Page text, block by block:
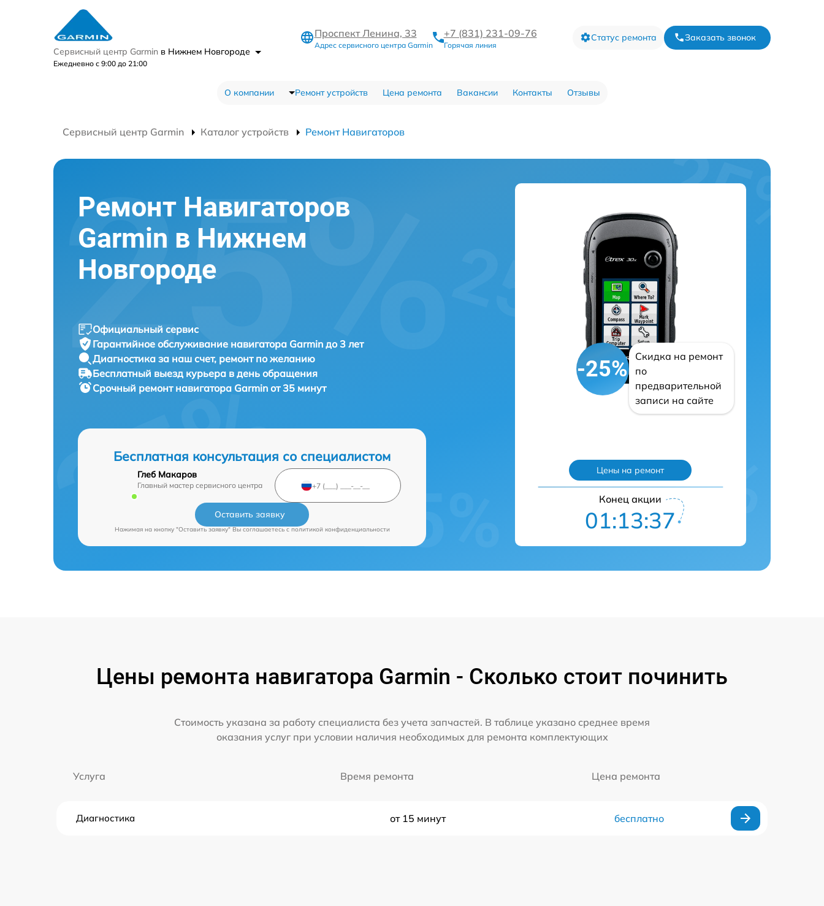
Сервисный центр Garmin в Нижнем Новгороде
Ежедневно с 9:00 до 21:00
Проспект Ленина, 33
Адрес сервисного центра Garmin
+7 (831) 231-09-76
Горячая линия
Статус ремонта Заказать звонок
О компании Ремонт устройств Цена ремонта Вакансии Контакты Отзывы
Сервисный центр Garmin Каталог устройств Ремонт Навигаторов
Ремонт Навигаторов
Garmin в Нижнем
Новгороде
Официальный сервис
Гарантийное обслуживание навигатора Garmin до 3 лет
Диагностика за наш счет, ремонт по желанию
Бесплатный выезд курьера в день обращения
Срочный ремонт навигатора Garmin от 35 минут
Бесплатная консультация со специалистом
Глеб Макаров
Главный мастер сервисного центра
Оставить заявку
Нажимая на кнопку "Оставить заявку" Вы соглашаетесь cполитикой конфиденциальности
-25%
Скидка на ремонт
по
предварительной
записи на сайте
Цены на ремонт
Конец акции
01:13:36
Цены ремонта навигатора Garmin - Сколько стоит починить
Стоимость указана за работу специалиста без учета запчастей. В таблице указано среднее время
оказания услуг при условии наличия необходимых для ремонта комплектующих
Услуга Время ремонта Цена ремонта
Диагностика от 15 минут бесплатно